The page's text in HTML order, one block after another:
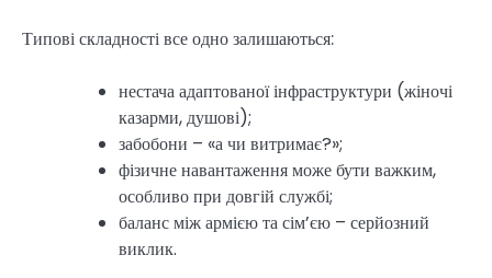
Типові складності все одно залишаються:
нестача адаптованої інфраструктури (жіночі
казарми, душові);
забобони – «а чи витримає?»;
фізичне навантаження може бути важким,
особливо при довгій службі;
баланс між армією та сім’єю – серйозний
виклик.